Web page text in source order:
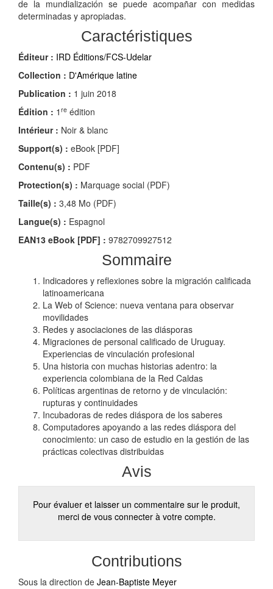
de la mundialización se puede acompañar con medidas
determinadas y apropiadas.
Caractéristiques
Éditeur : IRD Éditions/FCS-Udelar
Collection : D'Amérique latine
Publication : 1 juin 2018
Édition : 1 re édition
Intérieur : Noir & blanc
Support(s) : eBook [PDF]
Contenu(s) : PDF
Protection(s) : Marquage social (PDF)
Taille(s) : 3,48 Mo (PDF)
Langue(s) : Espagnol
EAN13 eBook [PDF] : 9782709927512
Sommaire
Indicadores y reflexiones sobre la migración calificada
latinoamericana
La Web of Science: nueva ventana para observar
movilidades
Redes y asociaciones de las diásporas
Migraciones de personal calificado de Uruguay.
Experiencias de vinculación profesional
Una historia con muchas historias adentro: la
experiencia colombiana de la Red Caldas
Políticas argentinas de retorno y de vinculación:
rupturas y continuidades
Incubadoras de redes diáspora de los saberes
Computadores apoyando a las redes diáspora del
conocimiento: un caso de estudio en la gestión de las
prácticas colectivas distribuidas
Avis
Pour évaluer et laisser un commentaire sur le produit,
merci de vous connecter à votre compte.
Contributions
Sous la direction de Jean-Baptiste Meyer